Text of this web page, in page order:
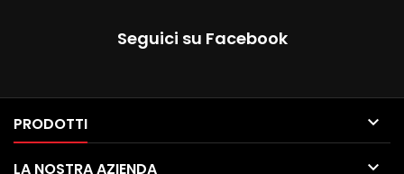
OCTACORE SCHERMO HD NESSUNA
Seguici su Facebook
PRODOTTI 
LA NOSTRA AZIENDA 